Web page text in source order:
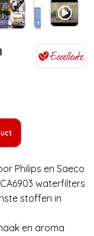
Philips en Saeco
waterfilters
stoffen in
en aroma